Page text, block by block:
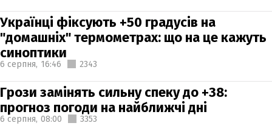
Українці фіксують +50 градусів на
"домашніх" термометрах: що на це кажуть
синоптики
6 серпня, 16:46 2343
Грози замінять сильну спеку до +38:
прогноз погоди на найближчі дні
6 серпня, 08:00 3353